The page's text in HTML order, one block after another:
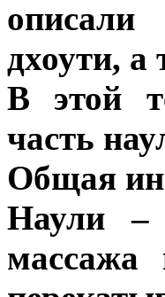
дхоути, а
В этой
часть
Общая
Наули –
массажа